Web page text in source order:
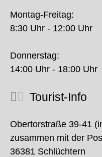
Montag-Freitag:
8:30 Uhr - 12:00 Uhr
Donnerstag:
14:00 Uhr - 18:00 Uhr
Tourist-Info
Obertorstraße 39-41
zusammen mit der
36381 Schlüchtern